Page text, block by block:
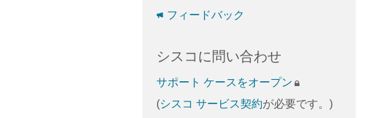
フィードバック
シスコに問い合わせ
サポート ケースをオープン
(シスコ サービス契約が必要です。)